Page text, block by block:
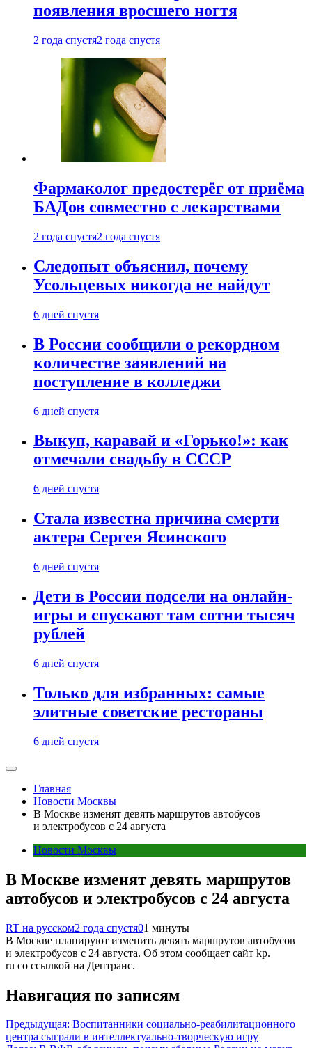
появления вросшего ногтя
2 года спустя2 года спустя
Фармаколог предостерёг от приёма
БАДов совместно с лекарствами
2 года спустя2 года спустя
Следопыт объяснил, почему
Усольцевых никогда не найдут
6 дней спустя
В России сообщили о рекордном
количестве заявлений на
поступление в колледжи
6 дней спустя
Выкуп, каравай и «Горько!»: как
отмечали свадьбу в СССР
6 дней спустя
Стала известна причина смерти
актера Сергея Ясинского
6 дней спустя
Дети в России подсели на онлайн-
игры и спускают там сотни тысяч
рублей
6 дней спустя
Только для избранных: самые
элитные советские рестораны
6 дней спустя
Главная
Новости Москвы
В Москве изменят девять маршрутов автобусов
и электробусов с 24 августа
Новости Москвы
В Москве изменят девять маршрутов
автобусов и электробусов с 24 августа
RT на русском2 года спустя01 минуты
В Москве планируют изменить девять маршрутов автобусов
и электробусов с 24 августа. Об этом сообщает сайт kp.
ru со ссылкой на Дептранс.
Навигация по записям
Предыдущая: Воспитанники социально-реабилитационного
центра сыграли в интеллектуально-творческую игру